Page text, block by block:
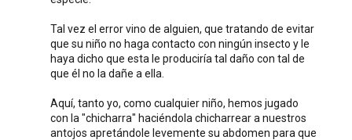
Tal vez el error vino de alguien, que tratando de evitar
que su niño no haga contacto con ningún insecto y le
haya dicho que esta le produciría tal daño con tal de
que él no la dañe a ella.
Aquí, tanto yo, como cualquier niño, hemos jugado
con la "chicharra" haciéndola chicharrear a nuestros
antojos apretándole levemente su abdomen para que